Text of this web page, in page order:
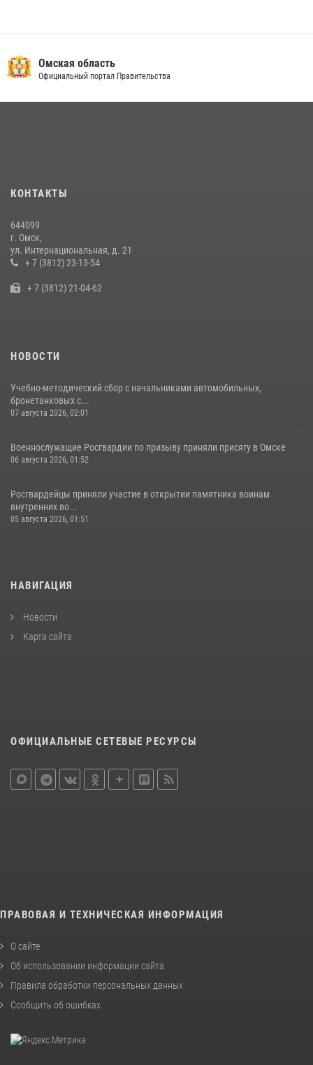
Росгвардейцы приняли участие в крестном ходе в День крещения
Руси в Омске
пилотирования БПЛА в Омске
Росгвардия подвела итоги добровольной сдачи оружия в Омской
области
Омская область
Официальный портал Правительства
КОНТАКТЫ
644099
г. Омск,
ул. Интернациональная, д. 21
+ 7 (3812) 23-13-54
+ 7 (3812) 21-04-62
НОВОСТИ
Учебно-методический сбор с начальниками автомобильных,
бронетанковых с...
07 августа 2026, 02:01
Военнослужащие Росгвардии по призыву приняли присягу в Омске
06 августа 2026, 01:52
Росгвардейцы приняли участие в открытии памятника воинам
внутренних во...
05 августа 2026, 01:51
НАВИГАЦИЯ
Новости
Карта сайта
ОФИЦИАЛЬНЫЕ СЕТЕВЫЕ РЕСУРСЫ
ПРАВОВАЯ И ТЕХНИЧЕСКАЯ ИНФОРМАЦИЯ
О сайте
Об использовании информации сайта
Правила обработки персональных данных
Сообщить об ошибках